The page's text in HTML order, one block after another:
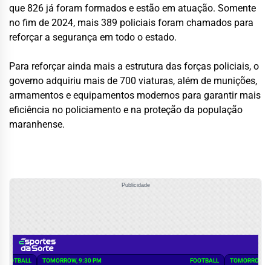
que 826 já foram formados e estão em atuação. Somente
no fim de 2024, mais 389 policiais foram chamados para
reforçar a segurança em todo o estado.
Para reforçar ainda mais a estrutura das forças policiais, o
governo adquiriu mais de 700 viaturas, além de munições,
armamentos e equipamentos modernos para garantir mais
eficiência no policiamento e na proteção da população
maranhense.
Publicidade